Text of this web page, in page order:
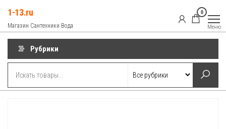
содержимому
1-13.ru
Магазин Сантехники Вода
0
Меню
Рубрики